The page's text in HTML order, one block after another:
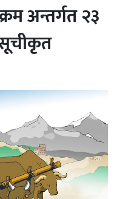
अन्तर्गत २३